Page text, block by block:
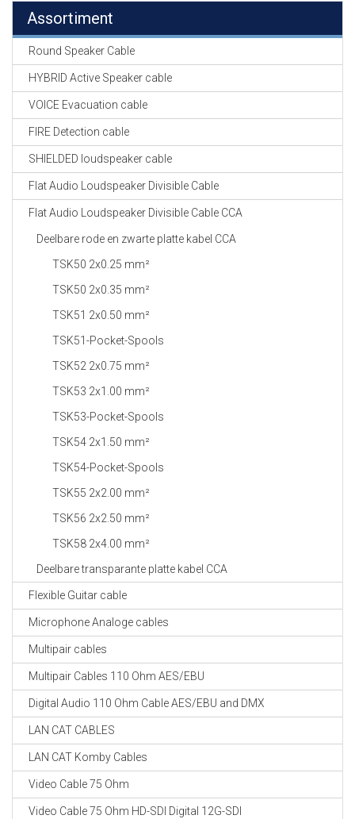
Assortiment
Round Speaker Cable
HYBRID Active Speaker cable
VOICE Evacuation cable
FIRE Detection cable
SHIELDED loudspeaker cable
Flat Audio Loudspeaker Divisible Cable
Flat Audio Loudspeaker Divisible Cable CCA
Deelbare rode en zwarte platte kabel CCA
TSK50 2x0.25 mm²
TSK50 2x0.35 mm²
TSK51 2x0.50 mm²
TSK51-Pocket-Spools
TSK52 2x0.75 mm²
TSK53 2x1.00 mm²
TSK53-Pocket-Spools
TSK54 2x1.50 mm²
TSK54-Pocket-Spools
TSK55 2x2.00 mm²
TSK56 2x2.50 mm²
TSK58 2x4.00 mm²
Deelbare transparante platte kabel CCA
Flexible Guitar cable
Microphone Analoge cables
Multipair cables
Multipair Cables 110 Ohm AES/EBU
Digital Audio 110 Ohm Cable AES/EBU and DMX
LAN CAT CABLES
LAN CAT Komby Cables
Video Cable 75 Ohm
Video Cable 75 Ohm HD-SDI Digital 12G-SDI